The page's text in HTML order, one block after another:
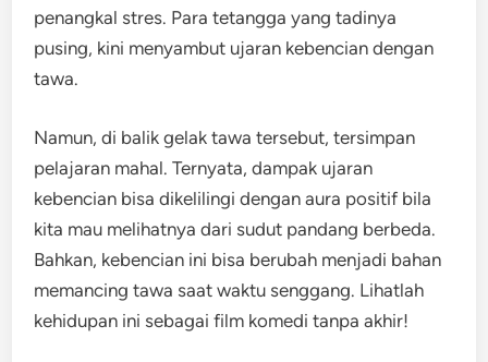
penangkal stres. Para tetangga yang tadinya
pusing, kini menyambut ujaran kebencian dengan
tawa.
Namun, di balik gelak tawa tersebut, tersimpan
pelajaran mahal. Ternyata, dampak ujaran
kebencian bisa dikelilingi dengan aura positif bila
kita mau melihatnya dari sudut pandang berbeda.
Bahkan, kebencian ini bisa berubah menjadi bahan
memancing tawa saat waktu senggang. Lihatlah
kehidupan ini sebagai film komedi tanpa akhir!